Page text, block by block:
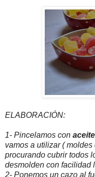
ELABORACIÓN:
1- Pincelamos con aceite
vamos a utilizar (
procurando cubrir todos
desmolden con facilidad
2- Ponemos un cazo al